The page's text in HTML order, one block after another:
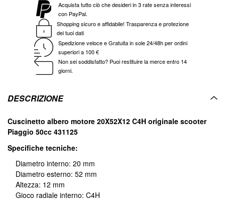
Acquista tutto ciò che desideri in 3 rate senza interessi
con PayPal.
Shopping sicuro e affidabile! Trasparenza e protezione
dei tuoi dati
Spedizione veloce e Gratuita in sole 24/48h per ordini
superiori a 100 €
Non sei soddisfatto? Puoi restituire la merce entro 14
giorni.
DESCRIZIONE
Cuscinetto albero motore 20X52X12 C4H originale scooter
Piaggio 50cc 431125
Specifiche tecniche:
Diametro interno: 20 mm
Diametro esterno: 52 mm
Altezza: 12 mm
Gioco radiale interno: C4H